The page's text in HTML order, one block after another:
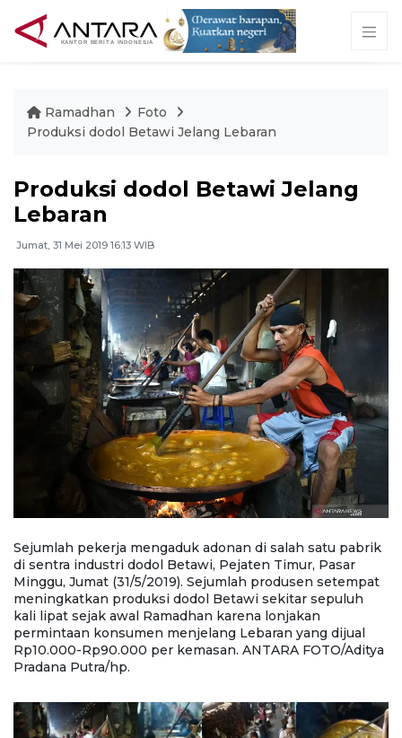
Ramadhan
Foto
Produksi dodol Betawi Jelang Lebaran
Produksi dodol Betawi Jelang
Lebaran
Jumat, 31 Mei 2019 16:13 WIB
Sejumlah pekerja mengaduk adonan di salah satu pabrik
di sentra industri dodol Betawi, Pejaten Timur, Pasar
Minggu, Jumat (31/5/2019). Sejumlah produsen setempat
meningkatkan produksi dodol Betawi sekitar sepuluh
kali lipat sejak awal Ramadhan karena lonjakan
permintaan konsumen menjelang Lebaran yang dijual
Rp10.000-Rp90.000 per kemasan. ANTARA FOTO/Aditya
Pradana Putra/hp.